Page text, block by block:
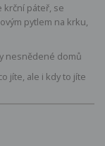
krční páteř, se
pytlem na krku,
nesnědené domů
jíte, ale i kdy to jíte